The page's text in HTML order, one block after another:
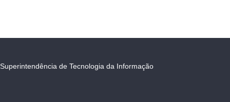
Superintendência de Tecnologia da Informação